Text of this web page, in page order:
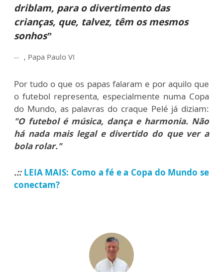
driblam, para o divertimento das
crianças, que, talvez, têm os mesmos
sonhos”
, Papa Paulo VI
Por tudo o que os papas falaram e por aquilo que
o futebol representa, especialmente numa Copa
do Mundo, as palavras do craque Pelé já diziam:
"O futebol é música, dança e harmonia. Não
há nada mais legal e divertido do que ver a
bola rolar."
.:: LEIA MAIS: Como a fé e a Copa do Mundo se
conectam?